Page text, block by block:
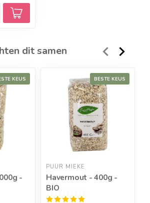
dit samen
KEUS
-
BESTE KEUS
PUUR MIEKE
Havermout - 400g -
BIO